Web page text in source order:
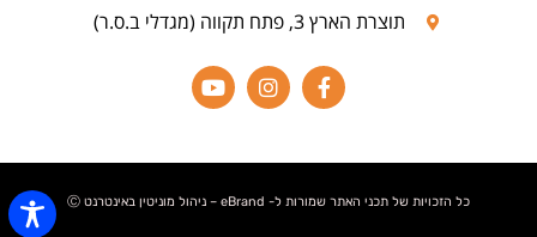
תוצרת הארץ 3, פתח תקווה (מגדלי ב.ס.ר)
כל הזכויות של תכני האתר שמורות ל- eBrand – ניהול מוניטין באינטרנט Ⓒ